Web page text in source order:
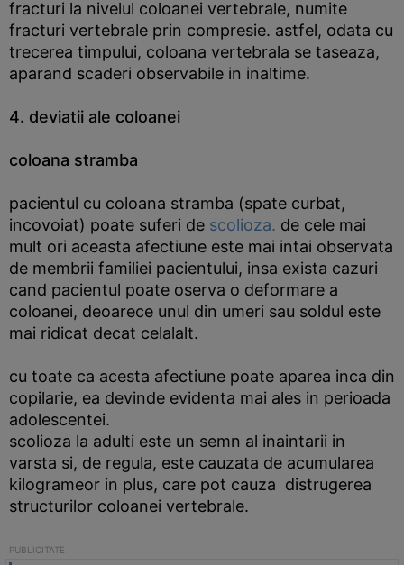
fracturi la nivelul coloanei vertebrale, numite
fracturi vertebrale prin compresie. astfel, odata cu
trecerea timpului, coloana vertebrala se taseaza,
aparand scaderi observabile in inaltime.
4. deviatii ale coloanei
coloana stramba
pacientul cu coloana stramba (spate curbat,
incovoiat) poate suferi de scolioza. de cele mai
mult ori aceasta afectiune este mai intai observata
de membrii familiei pacientului, insa exista cazuri
cand pacientul poate oserva o deformare a
coloanei, deoarece unul din umeri sau soldul este
mai ridicat decat celalalt.
cu toate ca acesta afectiune poate aparea inca din
copilarie, ea devinde evidenta mai ales in perioada
adolescentei.
scolioza la adulti este un semn al inaintarii in
varsta si, de regula, este cauzata de acumularea
kilogrameor in plus, care pot cauza distrugerea
structurilor coloanei vertebrale.